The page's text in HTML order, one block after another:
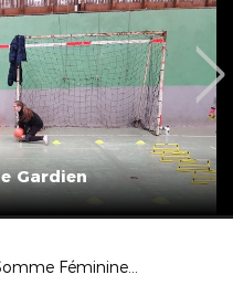
Gardien
Coupe de la Somme Féminines à 7 2018